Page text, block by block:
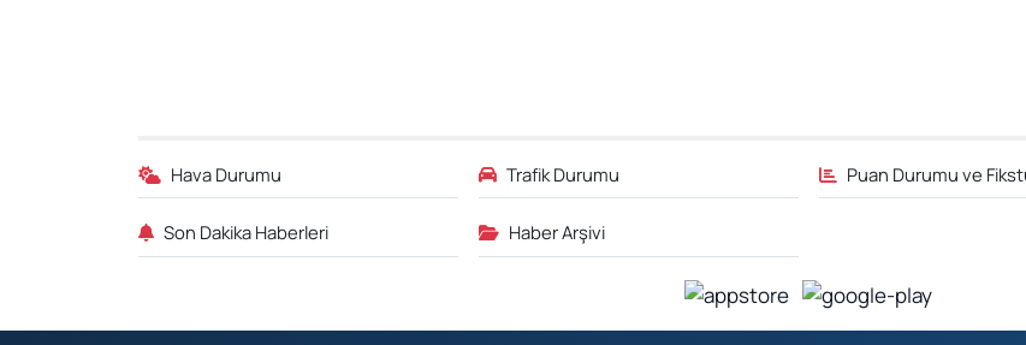
Hava Durumu Trafik Durumu Puan Durumu ve
Son Dakika Haberleri Haber Arşivi